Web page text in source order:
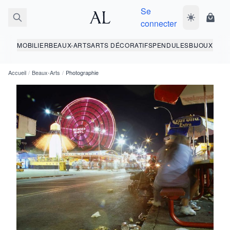
Se
connecter
Basculer le
MOBILIERBEAUX-ARTSARTS DÉCORATIFSPENDULESBIJOUX
Accueil / Beaux-Arts / Photographie